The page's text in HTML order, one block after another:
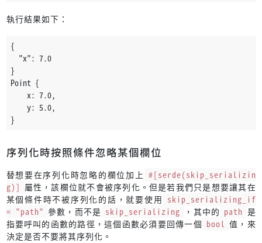
執行結果如下：
{
  "x": 7.0
}
Point {
    x: 7.0,
    y: 5.0,
}
序列化時按照條件忽略某個欄位
替想要在序列化時忽略的欄位加上 #[serde(skip_serializin
g)] 屬性，該欄位就不會被序列化。但是若我們只是想要讓其在
某個條件時不被序列化的話，就要使用 skip_serializing_if
= "path" 參數，而不是 skip_serializing ，其中的 path 是
指要呼叫的函數的路徑，這個函數必須要回傳一個 bool 值，來
決定是否不要將其序列化。